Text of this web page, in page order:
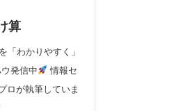
算
「わかりやすく」
発信中
情報セ
ロが執筆していま